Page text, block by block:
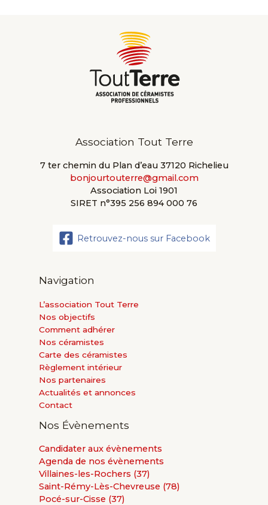
Association Tout Terre
7 ter chemin du Plan d’eau 37120 Richelieu
bonjourtouterre@gmail.com
Association Loi 1901
SIRET n°395 256 894 000 76
Retrouvez-nous sur Facebook
Navigation
L’association Tout Terre
Nos objectifs
Comment adhérer
Nos céramistes
Carte des céramistes
Règlement intérieur
Nos partenaires
Actualités et annonces
Contact
Nos Évènements
Candidater aux évènements
Agenda de nos évènements
Villaines-les-Rochers (37)
Saint-Rémy-Lès-Chevreuse (78)
Pocé-sur-Cisse (37)